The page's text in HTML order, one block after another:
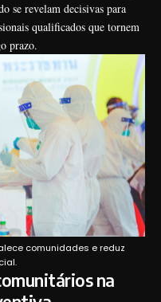
se revelam decisivas para
qualificados que tornem
prazo.
comunidades e reduz
na